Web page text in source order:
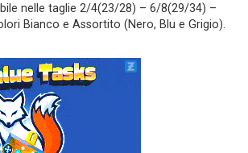
nelle taglie 2/4(23/28) – 6/8(29/34) –
Bianco e Assortito (Nero, Blu e Grigio).